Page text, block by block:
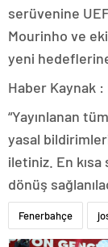
serüvenine
Mourinho ve
yeni
Haber Kaynak :
“Yayınlanan
yasal
iletiniz. En
dönüş
Fenerbahçe